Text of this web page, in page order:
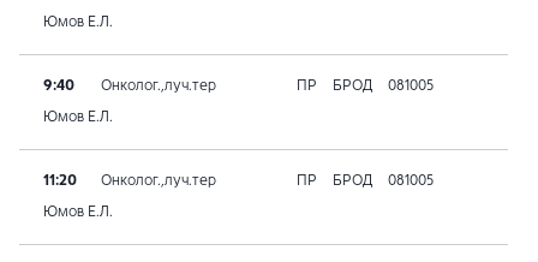
Юмов Е.Л.
9:40 Онколог.,луч.тер ПР БРОД 081005
Юмов Е.Л.
11:20 Онколог.,луч.тер ПР БРОД 081005
Юмов Е.Л.